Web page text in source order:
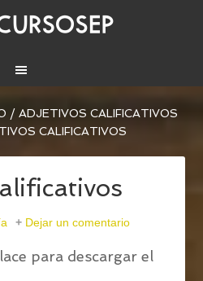
/ ADJETIVOS CALIFICATIVOS
CALIFICATIVOS
Dejar un comentario
para descargar el